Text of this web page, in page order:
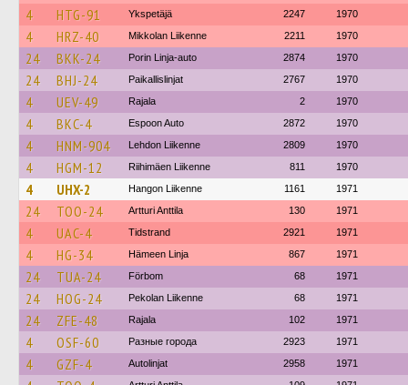
4
HTG-91 Ykspetäjä 2247 1970
4 HRZ-40 Mikkolan Liikenne 2211 1970
24 BKK-24 Porin Linja-auto 2874 1970
24 BHJ-24 Paikallislinjat 2767 1970
4 UEV-49 Rajala 2 1970
4 BKC-4 Espoon Auto 2872 1970
4 HNM-904 Lehdon Liikenne 2809 1970
4 HGM-12 Riihimäen Liikenne 811 1970
4 UHX-2 Hangon Liikenne 1161 1971
24 TOO-24 Artturi Anttila 130 1971
4 UAC-4 Tidstrand 2921 1971
4 HG-34 Hämeen Linja 867 1971
24 TUA-24 Förbom 68 1971
24 HOG-24 Pekolan Liikenne 68 1971
24 ZFE-48 Rajala 102 1971
4 OSF-60 Разные города 2923 1971
4 GZF-4 Autolinjat 2958 1971